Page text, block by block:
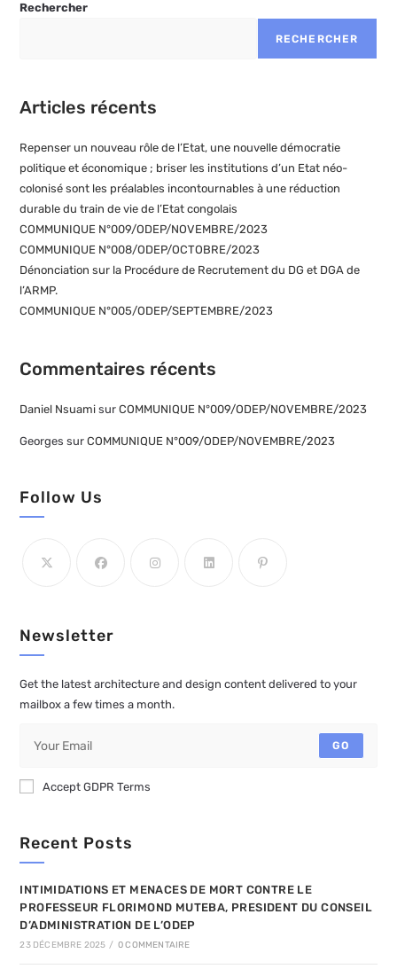
DE
L’ODEP
UNE
ET
LA
SOCIETE
CIVILE
Rechercher
RECHERCHER
Articles récents
Repenser un nouveau rôle de l’Etat, une nouvelle démocratie
politique et économique ; briser les institutions d’un Etat néo-
colonisé sont les préalables incontournables à une réduction
durable du train de vie de l’Etat congolais
COMMUNIQUE N°009/ODEP/NOVEMBRE/2023
COMMUNIQUE N°008/ODEP/OCTOBRE/2023
Dénonciation sur la Procédure de Recrutement du DG et DGA de
l’ARMP.
COMMUNIQUE N°005/ODEP/SEPTEMBRE/2023
Commentaires récents
Daniel Nsuami surCOMMUNIQUE N°009/ODEP/NOVEMBRE/2023
Georges surCOMMUNIQUE N°009/ODEP/NOVEMBRE/2023
Follow Us
Newsletter
Get the latest architecture and design content delivered to your
mailbox a few times a month.
GO
Accept GDPR Terms
Recent Posts
INTIMIDATIONS ET MENACES DE MORT CONTRE LE
PROFESSEUR FLORIMOND MUTEBA, PRESIDENT DU CONSEIL
D’ADMINISTRATION DE L’ODEP
23 DÉCEMBRE 2025 / 0 COMMENTAIRE